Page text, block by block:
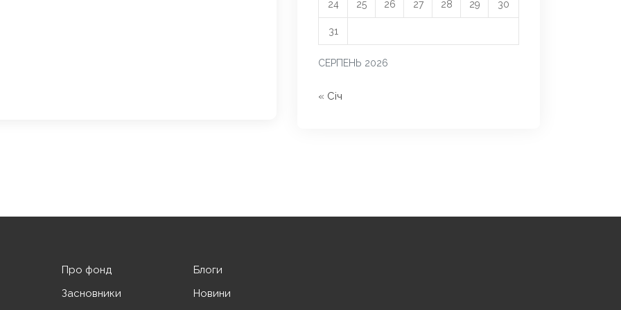
СЕРПЕНЬ 2026
24 25 26 27 28 29 30
31
« Січ
Про фонд
Засновники
Блоги
Новини